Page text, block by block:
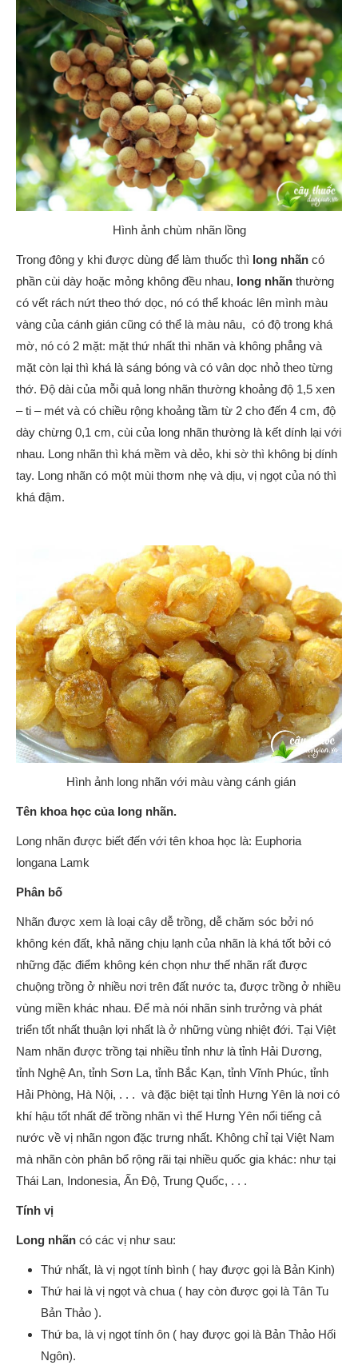
Hình ảnh chùm nhãn lồng
Trong đông y khi được dùng để làm thuốc thì long nhãn có
phần cùi dày hoặc mỏng không đều nhau, long nhãn thường
có vết rách nứt theo thớ dọc, nó có thể khoác lên mình màu
vàng của cánh gián cũng có thể là màu nâu, có độ trong khá
mờ, nó có 2 mặt: mặt thứ nhất thì nhăn và không phẳng và
mặt còn lại thì khá là sáng bóng và có vân dọc nhỏ theo từng
thớ. Độ dài của mỗi quả long nhãn thường khoảng độ 1,5 xen
– ti – mét và có chiều rộng khoảng tầm từ 2 cho đến 4 cm, độ
dày chừng 0,1 cm, cùi của long nhãn thường là kết dính lại với
nhau. Long nhãn thì khá mềm và dẻo, khi sờ thì không bị dính
tay. Long nhãn có một mùi thơm nhẹ và dịu, vị ngọt của nó thì
khá đậm.
Hình ảnh long nhãn với màu vàng cánh gián
Tên khoa học của long nhãn.
Long nhãn được biết đến với tên khoa học là: Euphoria
longana Lamk
Phân bố
Nhãn được xem là loại cây dễ trồng, dễ chăm sóc bởi nó
không kén đất, khả năng chịu lạnh của nhãn là khá tốt bởi có
những đặc điểm không kén chọn như thế nhãn rất được
chuộng trồng ở nhiều nơi trên đất nước ta, được trồng ở nhiều
vùng miền khác nhau. Để mà nói nhãn sinh trưởng và phát
triển tốt nhất thuận lợi nhất là ở những vùng nhiệt đới. Tại Việt
Nam nhãn được trồng tại nhiều tỉnh như là tỉnh Hải Dương,
tỉnh Nghệ An, tỉnh Sơn La, tỉnh Bắc Kạn, tỉnh Vĩnh Phúc, tỉnh
Hải Phòng, Hà Nội, . . . và đặc biệt tại tỉnh Hưng Yên là nơi có
khí hậu tốt nhất để trồng nhãn vì thế Hưng Yên nổi tiếng cả
nước về vị nhãn ngon đặc trưng nhất. Không chỉ tại Việt Nam
mà nhãn còn phân bổ rộng rãi tại nhiều quốc gia khác: như tại
Thái Lan, Indonesia, Ấn Độ, Trung Quốc, . . .
Tính vị
Long nhãn có các vị như sau:
Thứ nhất, là vị ngọt tính bình ( hay được gọi là Bản Kinh)
Thứ hai là vị ngọt và chua ( hay còn được gọi là Tân Tu
Bản Thảo ).
Thứ ba, là vị ngọt tính ôn ( hay được gọi là Bản Thảo Hối
Ngôn).